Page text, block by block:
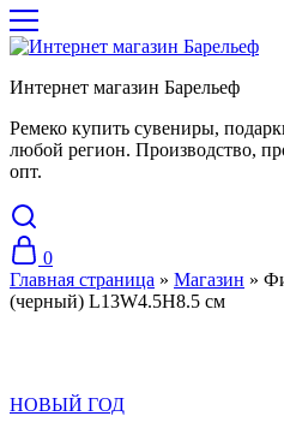
Интернет магазин Барельеф
Ремеко купить сувениры,
любой регион. Производство,
опт.
0
Главная страница » Магазин »
(черный) L13W4.5H8.5 см
НОВЫЙ ГОД